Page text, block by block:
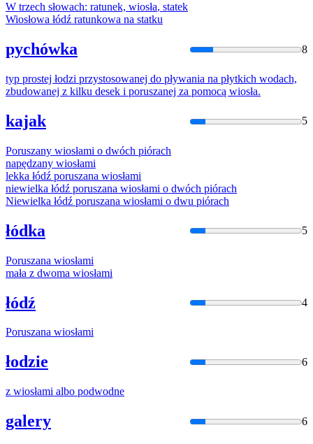
W trzech słowach: ratunek, wiosła, statek
Wiosłowa łódź ratunkowa na statku
pychówka 8
typ prostej łodzi przystosowanej do pływania na płytkich wodach,
zbudowanej z kilku desek i poruszanej za pomocą wiosła.
kajak 5
Poruszany wiosłami o dwóch piórach
napędzany wiosłami
lekka łódź poruszana wiosłami
niewielka łódź poruszana wiosłami o dwóch piórach
Niewielka łódź poruszana wiosłami o dwu piórach
łódka 5
Poruszana wiosłami
mała z dwoma wiosłami
łódź 4
Poruszana wiosłami
łodzie 6
z wiosłami albo podwodne
galery 6